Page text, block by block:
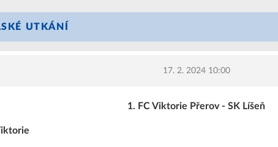
UTKÁNÍ
17. 2. 2024 10:00
1. FC Viktorie Přerov - SK Líšeň